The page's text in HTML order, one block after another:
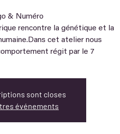
& Numéro
rencontre la génétique et la
cet atelier nous
régit par le 7
sont closes
événements